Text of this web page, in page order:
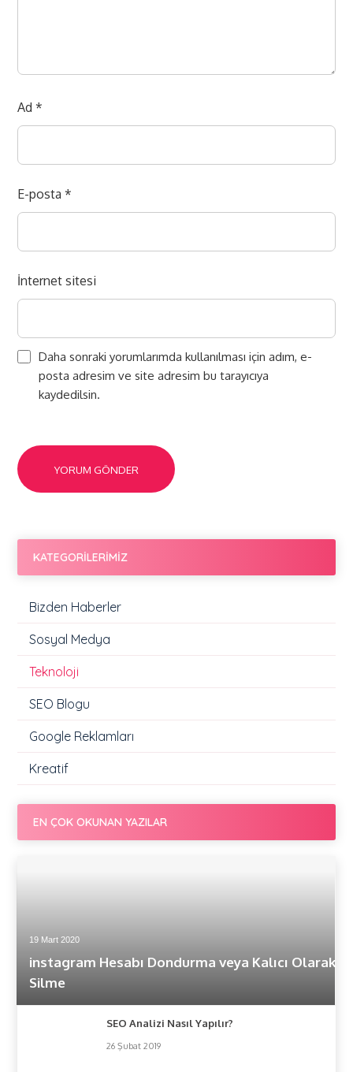
Ad*
E-posta*
İnternet sitesi
Daha sonraki yorumlarımda kullanılması için adım, e-
posta adresim ve site adresim bu tarayıcıya
kaydedilsin.
KATEGORİLERİMİZ
Bizden Haberler
Sosyal Medya
Teknoloji
SEO Blogu
Google Reklamları
Kreatif
EN ÇOK OKUNAN YAZILAR
instagram Hesabı Dondurma veya Kalıcı Olarak
Silme
19 Mart 2020
SEO Analizi Nasıl Yapılır?
26 Şubat 2019